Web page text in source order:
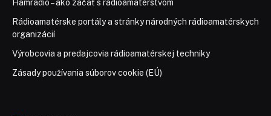
Hamradio – ako začať s rádioamatérstvom
Rádioamatérske portály a stránky národných rádioamatérskych
organizácií
Výrobcovia a predajcovia rádioamatérskej techniky
Zásady používania súborov cookie (EÚ)